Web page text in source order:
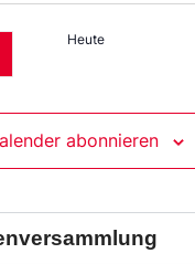
Heute
abonnieren